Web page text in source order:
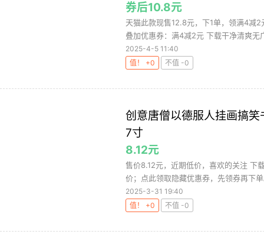
券后10.8元
天猫此款现售12.8元，下1单，领满4减
叠加优惠券：满4减2元 下载干净清爽无
2025-4-5 11:40
值！ +0
不值 -0
创意唐僧以德服人挂画搞
7寸
8.12元
售价8.12元，近期低价，喜欢的关注 下
价；点此领取隐藏优惠券，先领券再下
2025-3-31 19:40
值！ +0
不值 -0